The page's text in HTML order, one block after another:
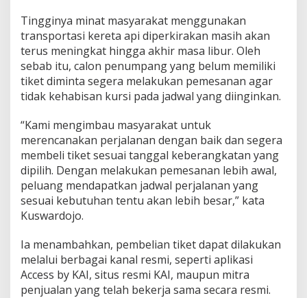
Tingginya minat masyarakat menggunakan
transportasi kereta api diperkirakan masih akan
terus meningkat hingga akhir masa libur. Oleh
sebab itu, calon penumpang yang belum memiliki
tiket diminta segera melakukan pemesanan agar
tidak kehabisan kursi pada jadwal yang diinginkan.
“Kami mengimbau masyarakat untuk
merencanakan perjalanan dengan baik dan segera
membeli tiket sesuai tanggal keberangkatan yang
dipilih. Dengan melakukan pemesanan lebih awal,
peluang mendapatkan jadwal perjalanan yang
sesuai kebutuhan tentu akan lebih besar,” kata
Kuswardojo.
Ia menambahkan, pembelian tiket dapat dilakukan
melalui berbagai kanal resmi, seperti aplikasi
Access by KAI, situs resmi KAI, maupun mitra
penjualan yang telah bekerja sama secara resmi.